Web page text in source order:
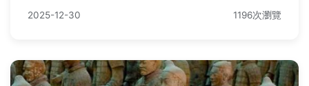
2025-12-30 1196次瀏覽